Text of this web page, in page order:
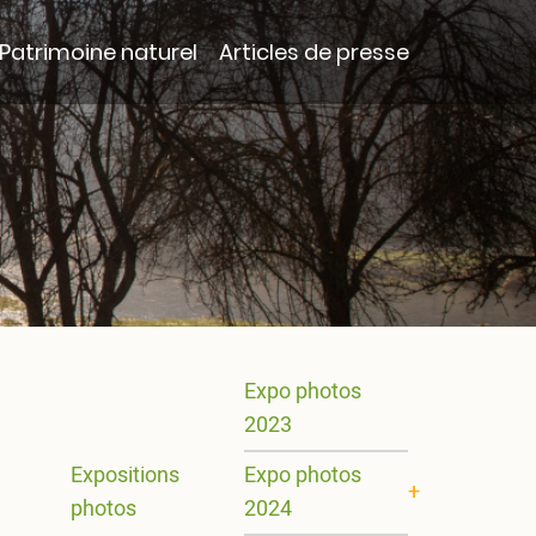
Patrimoine naturel Articles de presse
navigation
Expositions
photos
Expo photos
2023
Expo photos
2024